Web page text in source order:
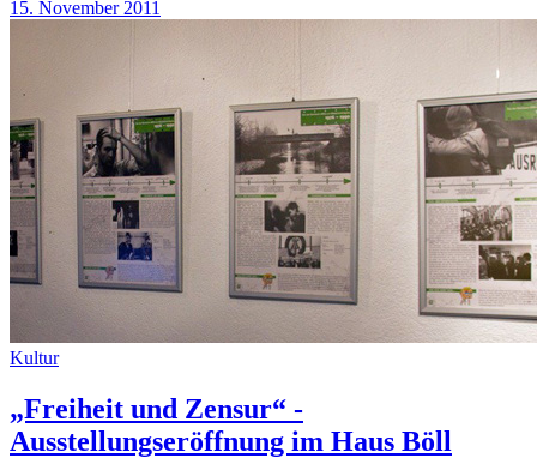
15. November 2011
Kultur
„Freiheit und Zensur“ -
Ausstellungseröffnung im Haus Böll